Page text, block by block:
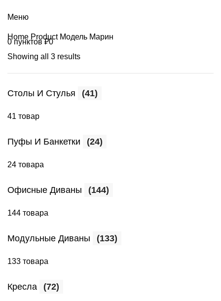
Меню
0пунктов ₽0
Home Product Модель Марин
Showing all 3 results
Столы И Стулья (41)
41 товар
Пуфы И Банкетки (24)
24 товара
Офисные Диваны (144)
144 товара
Модульные Диваны (133)
133 товара
Кресла (72)